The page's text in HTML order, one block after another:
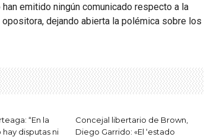
emitido ningún comunicado respecto a la
dejando abierta la polémica sobre los
“En la
hay disputas ni
Concejal libertario de Brown,
Diego Garrido: «El ‘estado